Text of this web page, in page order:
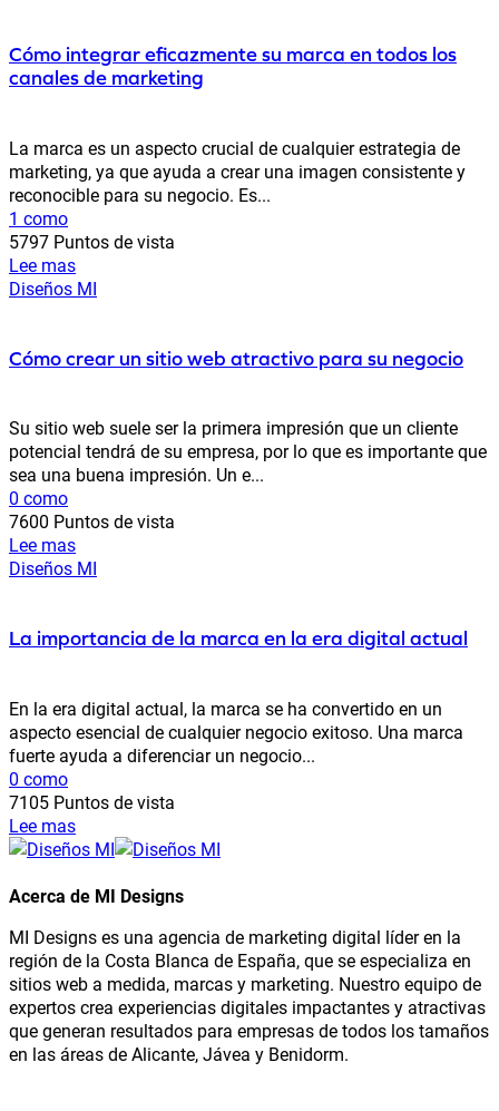
Cómo integrar eficazmente su marca en todos los
canales de marketing
La marca es un aspecto crucial de cualquier estrategia de
marketing, ya que ayuda a crear una imagen consistente y
reconocible para su negocio. Es...
1 como
5797 Puntos de vista
Lee mas
Diseños MI
Cómo crear un sitio web atractivo para su negocio
Su sitio web suele ser la primera impresión que un cliente
potencial tendrá de su empresa, por lo que es importante que
sea una buena impresión. Un e...
0 como
7600 Puntos de vista
Lee mas
Diseños MI
La importancia de la marca en la era digital actual
En la era digital actual, la marca se ha convertido en un
aspecto esencial de cualquier negocio exitoso. Una marca
fuerte ayuda a diferenciar un negocio...
0 como
7105 Puntos de vista
Lee mas
Acerca de MI Designs
MI Designs es una agencia de marketing digital líder en la
región de la Costa Blanca de España, que se especializa en
sitios web a medida, marcas y marketing. Nuestro equipo de
expertos crea experiencias digitales impactantes y atractivas
que generan resultados para empresas de todos los tamaños
en las áreas de Alicante, Jávea y Benidorm.